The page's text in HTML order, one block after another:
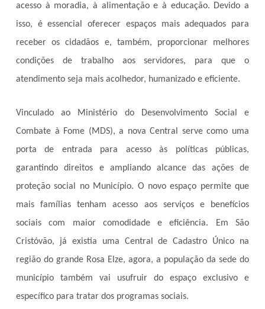
acesso à moradia, à alimentação e à educação. Devido a
isso, é essencial oferecer espaços mais adequados para
receber os cidadãos e, também, proporcionar melhores
condições de trabalho aos servidores, para que o
atendimento seja mais acolhedor, humanizado e eficiente.
Vinculado ao Ministério do Desenvolvimento Social e
Combate à Fome (MDS), a nova Central serve como uma
porta de entrada para acesso às políticas públicas,
garantindo direitos e ampliando alcance das ações de
proteção social no Município. O novo espaço permite que
mais famílias tenham acesso aos serviços e benefícios
sociais com maior comodidade e eficiência. Em São
Cristóvão, já existia uma Central de Cadastro Único na
região do grande Rosa Elze, agora, a população da sede do
município também vai usufruir do espaço exclusivo e
específico para tratar dos programas sociais.